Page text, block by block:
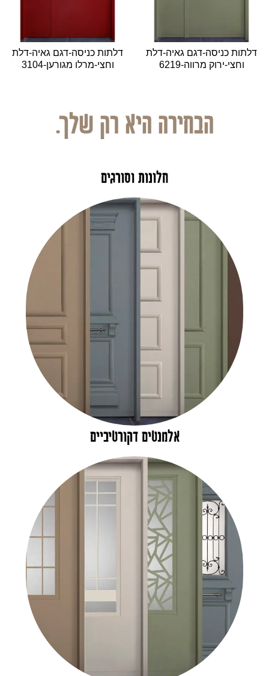
דלתות כניסה-דגם גאיה-דלת
וחצי-ירוק מרווה-6219
דלתות כניסה-דגם גאיה-דלת
וחצי-מרלו מגורען-3104
הבחירה היא רק שלך.
חלונות וסורגים
אלמנטים דקורטיביים